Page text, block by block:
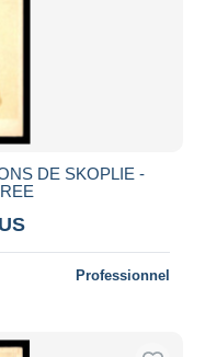
DE SKOPLIE -
Professionnel